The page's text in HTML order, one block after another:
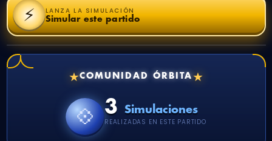
⚡ LANZA LA SIMULACIÓN
Simular este partido
★COMUNIDAD ÓRBITA★
💠 3Simulaciones
REALIZADAS EN ESTE PARTIDO